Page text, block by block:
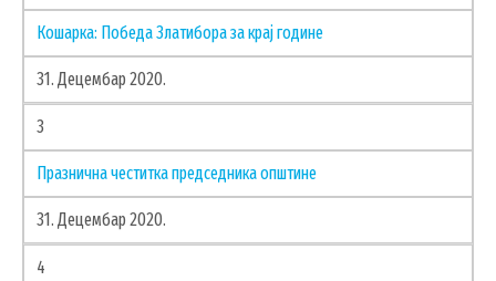
УСЛУГЕ
Кошарка: Победа Златибора за крај године
31. Децембар 2020.
3
Празнична честитка председника општине
31. Децембар 2020.
4